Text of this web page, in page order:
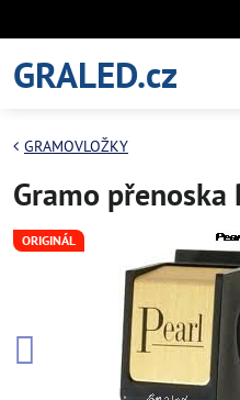
GRALED.cz
ORIGINÁL
GRAMOVLOŽKY
Gramo přenoska